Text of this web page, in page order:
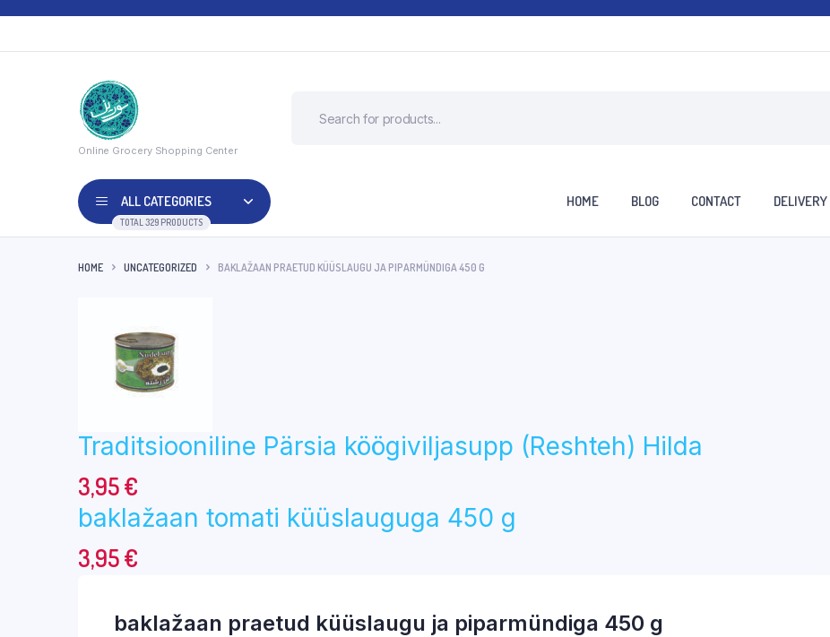
Online Grocery Shopping Center
ALL CATEGORIES
TOTAL 329 PRODUCTS
HOME BLOG CONTACT DELIVERY
HOME UNCATEGORIZED BAKLAŽAAN PRAETUD KÜÜSLAUGU JA PIPARMÜNDIGA 450 G
Traditsiooniline Pärsia köögiviljasupp (Reshteh) Hilda
3,95€
baklažaan tomati küüslauguga 450 g
3,95€
baklažaan praetud küüslaugu ja piparmündiga 450 g